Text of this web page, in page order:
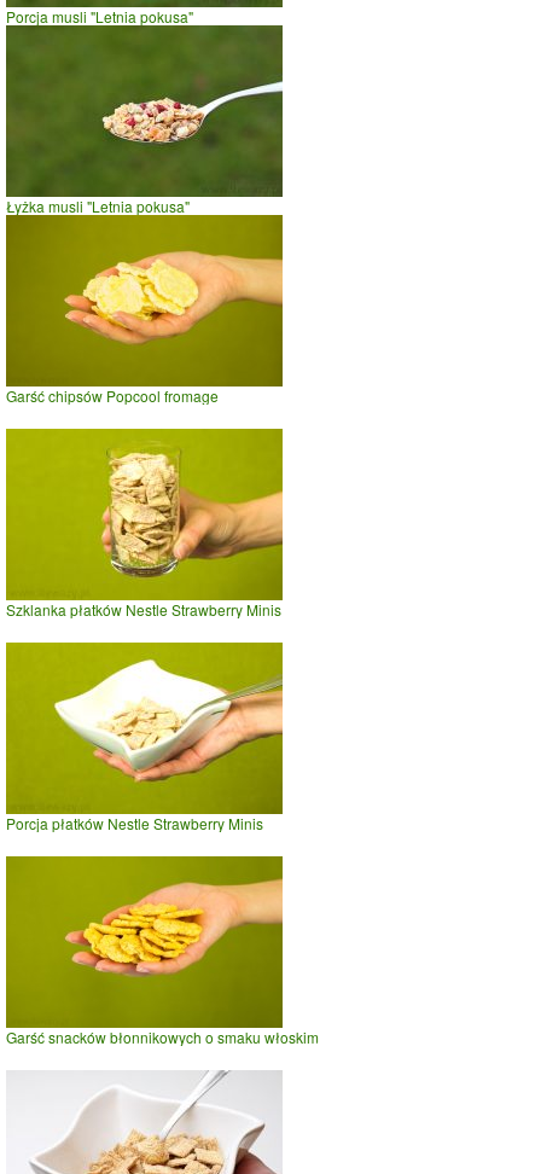
Porcja musli "Letnia pokusa"
Łyżka musli "Letnia pokusa"
Garść chipsów Popcool fromage
Szklanka płatków Nestle Strawberry Minis
Porcja płatków Nestle Strawberry Minis
Garść snacków błonnikowych o smaku włoskim